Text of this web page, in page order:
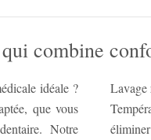
combine
idéale ?
que vous
Notre
Lavage